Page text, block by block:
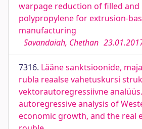
warpage reduction of filled and
polypropylene for extrusion-
manufacturing
Savandaiah, Chethan
7316. Lääne sanktsioonide,
rubla reaalse vahetuskursi
vektorautoregressiivne
autoregressive analysis of
economic growth, and the real